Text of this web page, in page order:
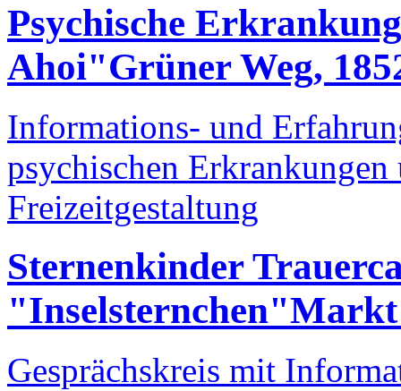
Psychische
Ahoi"Grüner Weg,
Informations- und
psychischen Erkrankungen
Freizeitgestaltung
Sternenkinder
"Inselsternchen"Markt
Gesprächskreis mit